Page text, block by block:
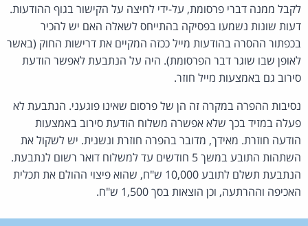
לקבל ממנה דברי פרסומת, על-ידי לחיצה על הקישור בגוף ההודעות.
דעות שונות נשמעו בפסיקה בהתייחס לשאלה האם יש להכיר
בכפתור ההסרה בהודעות מייל ככזה המקיים את דרישות החוק (באשר
לאופן שבו שוגר דבר הפרסומת). היה על הנתבעת לאפשר הודעת
סירוב גם באמצעות מייל חוזר.
נסיבות ההפרה במקרה זה הן של פרסום שאינו פוגעני. הנתבעת לא
פעלה במזיד בכך שלא אפשרה משלוח הודעת סירוב באמצעות
הודעה חוזרת. מאידך, מדובר בהפרה חוזרת ונשנית. יש לשקול את
השתהות התובע במשך 5 חודשים עד למשלוח דואר רשום לנתבעת.
הנתבעת תשלם לתובע 10,000 ש"ח, שהוא פיצוי ההולם את תכלית
האכיפה וההרתעה, וכן הוצאות בסך 1,500 ש"ח.